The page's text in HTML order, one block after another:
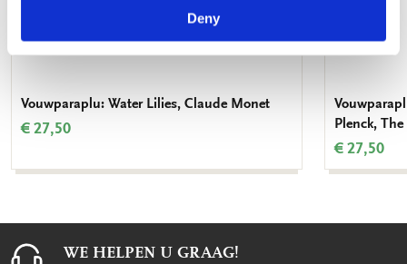
Deny
Vouwparaplu: Water Lilies, Claude Monet
€ 27,50
Plenck,
€ 27,50
WE HELPEN U GRAAG!